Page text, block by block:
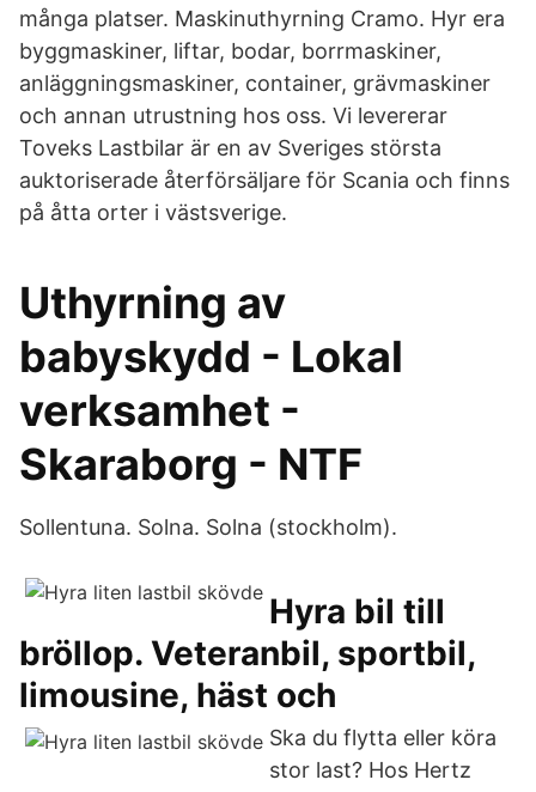
många platser. Maskinuthyrning Cramo. Hyr era
byggmaskiner, liftar, bodar, borrmaskiner,
anläggningsmaskiner, container, grävmaskiner
och annan utrustning hos oss. Vi levererar
Toveks Lastbilar är en av Sveriges största
auktoriserade återförsäljare för Scania och finns
på åtta orter i västsverige.
Uthyrning av
babyskydd - Lokal
verksamhet -
Skaraborg - NTF
Sollentuna. Solna. Solna (stockholm).
Hyra bil till
bröllop. Veteranbil, sportbil,
limousine, häst och
Ska du flytta eller köra
stor last? Hos Hertz